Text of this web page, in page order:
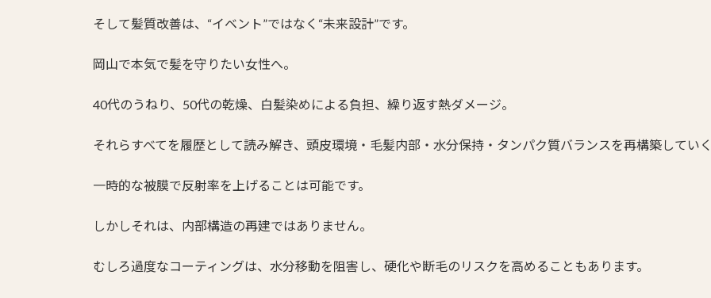
そして髪質改善は、“イベント”ではなく“未来設計”です。
岡山で本気で髪を守りたい女性へ。
40代のうねり、50代の乾燥、白髪染めによる負担、繰り返す熱ダメージ。
それらすべてを履歴として読み解き、頭皮環境・毛髪内部・水分保持・タンパク質バランスを再構築してい
一時的な被膜で反射率を上げることは可能です。
しかしそれは、内部構造の再建ではありません。
むしろ過度なコーティングは、水分移動を阻害し、硬化や断毛のリスクを高めることもあります。